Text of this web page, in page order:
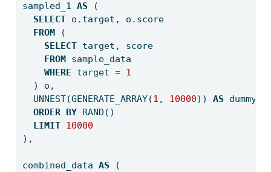
sampled_1 AS (
SELECT o.target, o.score
FROM (
SELECT target, score
FROM sample_data
WHERE target = 1
  ) o,
  UNNEST(GENERATE_ARRAY(
1 , 10000)) AS dummy
ORDER
BY RAND()
LIMIT 10000
),
combined_data AS (